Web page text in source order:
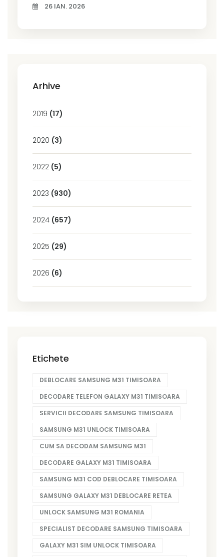
26 IAN. 2026
Arhive
2019 (17)
2020 (3)
2022 (5)
2023 (930)
2024 (657)
2025 (29)
2026 (6)
Etichete
DEBLOCARE SAMSUNG M31 TIMISOARA
DECODARE TELEFON GALAXY M31 TIMISOARA
SERVICII DECODARE SAMSUNG TIMISOARA
SAMSUNG M31 UNLOCK TIMISOARA
CUM SA DECODAM SAMSUNG M31
DECODARE GALAXY M31 TIMISOARA
SAMSUNG M31 COD DEBLOCARE TIMISOARA
SAMSUNG GALAXY M31 DEBLOCARE RETEA
UNLOCK SAMSUNG M31 ROMANIA
SPECIALIST DECODARE SAMSUNG TIMISOARA
GALAXY M31 SIM UNLOCK TIMISOARA